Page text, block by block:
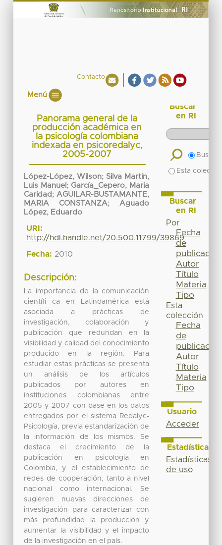
Contacto
Menú
Panorama general de la
producción académica en
la psicología colombiana
indexada en psicoredalyc,
2005-2007
López-López, Wilson; Silva Martin,
Luis Manuel ; García_Cepero, Maria
Caridad ;AGUILAR-BUSTAMANTE,
MARIA CONSTANZA;Aguado
López, Eduardo
URI:
http://hdl.handle.net/20.500.11799/39869
Fecha: 2010
Descripción:
La importancia de la comunicación
científi ca en Latinoamérica está
asociada a prácticas de
investigación, colaboración y
publicación que redundan en la
visibilidad y calidad del conocimiento
producido en la región. Para
estudiar estas prácticas se presenta
un análisis de los artículos
publicados por autores en
instituciones colombianas entre
2005 y 2007 con base en los datos
entregados por el sistema Redalyc-
Psicología, previa estandarización de
la información de los mismos. Se
destaca el crecimiento de la
publicación en psicología en
Colombia, y el establecimiento de
redes de cooperación, tanto a nivel
nacional como internacional. Se
sugieren nuevas direcciones de
investigación para caracterizar con
más profundidad la producción y
aumentar la visibilidad y el impacto
de la investigación en el país.
Buscar
en RI
Buscar
Esta
Buscar
en RI
Por
Fecha
de
publicación
Autor
Título
Materia
Tipo
Esta
colección
Fecha
de
publicación
Autor
Título
Materia
Tipo
Usuario
Acceder
Estadísticas
Estadísticas
de uso